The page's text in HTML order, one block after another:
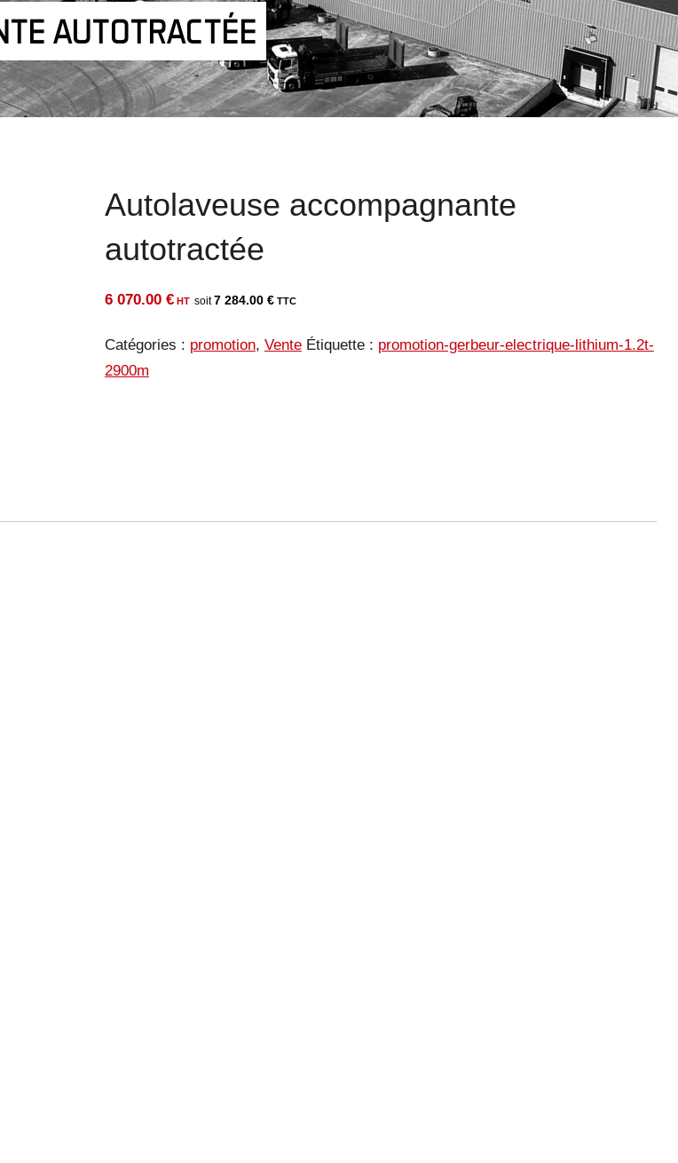
AUTOTRACTÉE
Autolaveuse accompagnante
autotractée
6 070.00 € 7 284.00 €
Catégories : promotion, Vente Étiquette : promotion-gerbeur-electrique-lithium-1.2t-
2900m